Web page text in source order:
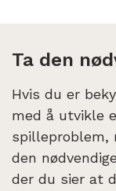
Ta den
Hvis du er
med å utvikle
spilleproblem,
den
der du sier at